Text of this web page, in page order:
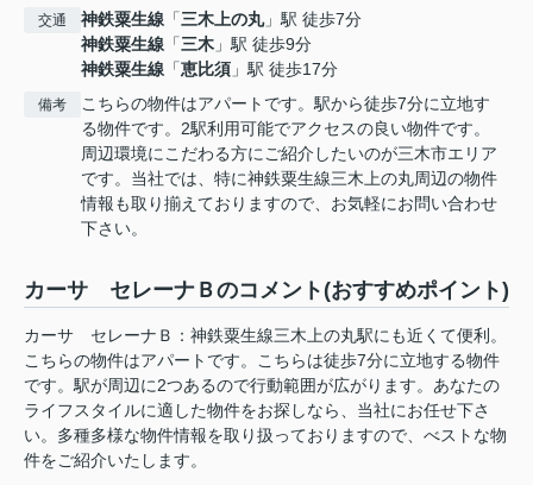
交通 神鉄粟生線 「三木上の丸」駅 徒歩7分
神鉄粟生線 「三木 」駅 徒歩9分
神鉄粟生線 「恵比須 」駅 徒歩17分
備考
こちらの物件はアパートです。駅から徒歩7分に立地す
る物件です。2駅利用可能でアクセスの良い物件です。
周辺環境にこだわる方にご紹介したいのが三木市エリア
です。当社では、特に神鉄粟生線三木上の丸周辺の物件
情報も取り揃えておりますので、お気軽にお問い合わせ
下さい。
カーサ セレーナＢのコメント(おすすめポイント)
カーサ セレーナＢ：神鉄粟生線三木上の丸駅にも近くて便利。
こちらの物件はアパートです。こちらは徒歩7分に立地する物件
です。駅が周辺に2つあるので行動範囲が広がります。あなたの
ライフスタイルに適した物件をお探しなら、当社にお任せ下さ
い。多種多様な物件情報を取り扱っておりますので、べストな物
件をご紹介いたします。